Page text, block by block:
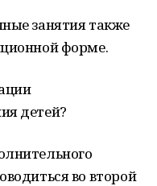
занятия также
форме.
детей?
во второй